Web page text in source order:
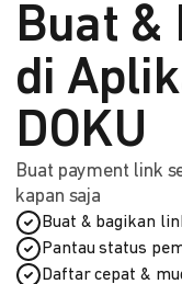
Buat &
di
DOKU
Buat payment link
kapan saja
Buat & bagikan
Pantau status
Daftar cepat &